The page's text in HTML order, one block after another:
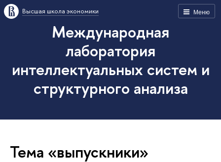
Меню
Высшая школа экономики
Международная
лаборатория
интеллектуальных систем и
структурного анализа
Тема «выпускники»